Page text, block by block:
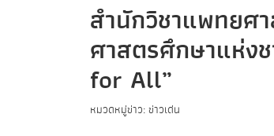
สำนักวิชาแพทยศ
ศาสตรศึกษาแห่ง
for All”
หมวดหมู่ข่าว: ข่าวเด่น